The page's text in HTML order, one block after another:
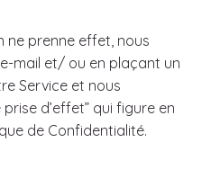
ne prenne effet, nous
mail et/ ou en plaçant un
Service et nous
d’effet” qui figure en
de Confidentialité.